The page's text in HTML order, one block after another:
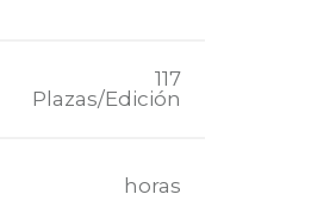
117
Plazas/Edición
horas